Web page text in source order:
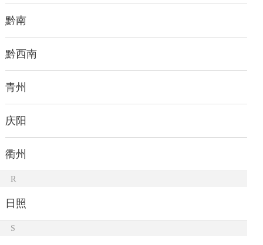
黔南
黔西南
青州
庆阳
衢州
R
日照
S